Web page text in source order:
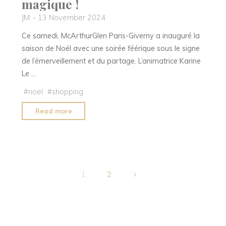
magique !
JM
13 November 2024
Ce samedi, McArthurGlen Paris-Giverny a inauguré la
saison de Noël avec une soirée féérique sous le signe
de l’émerveillement et du partage. L’animatrice Karine
Le …
#noel #shopping
Read more
grandes
de1 2